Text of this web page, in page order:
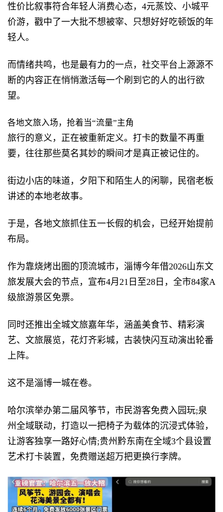
性价比叙事符合年轻人消费心态，4元蒸饺、小城平
价游，戳中了一大批不想被宰、只想好好吃顿饭的年
轻人。
而情绪共鸣，也是最有力的一点，社交平台上源源不
断的内容正在悄悄激活每一个刷到它的人的出行欲
望。
各地文旅入场，抢着当“流量”主角
旅行的意义，正在被重新定义。打卡的数量不再重
要，往往那些莫名其妙的瞬间才是真正被记住的。
街边小店的味道，夕阳下和陌生人的闲聊，民宿老板
讲述的本地老故事。
于是，各地文旅抓住五一长假的机会，已经开始提前
布局。
作为靠烧烤出圈的顶流城市，淄博今年借2026山东文
旅发展大会的节点，宣布4月21日至28日，全市84家A
级旅游景区免票。
同时还推出全城文旅嘉年华，涵盖美食节、精彩演
艺、文旅展览，花灯齐彩城，古装快闪互动演出轮番
上阵。
这不是淄博一城在卷。
哈尔滨举办第二届风筝节，市民游客免费入园玩;泉
州全域联动，打造以一把椅子为载体的沉浸式体验，
让游客独享一路好心情;贵州黔东南在全域3个县设置
艺术打卡装置，免费赠送超万把更换行李牌。